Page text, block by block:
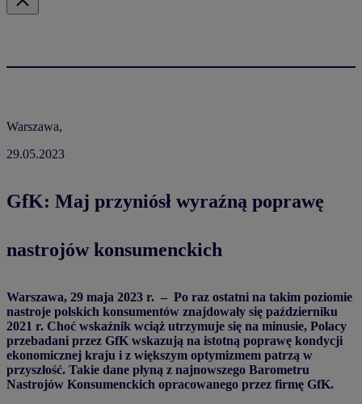
Warszawa,
29.05.2023
GfK: Maj przyniósł wyraźną poprawę
nastrojów konsumenckich
Warszawa, 29 maja 2023 r. – Po raz ostatni na takim poziomie
nastroje polskich konsumentów znajdowały się październiku
2021 r. Choć wskaźnik wciąż utrzymuje się na minusie, Polacy
przebadani przez GfK wskazują na istotną poprawę kondycji
ekonomicznej kraju i z większym optymizmem patrzą w
przyszłość. Takie dane płyną z najnowszego Barometru
Nastrojów Konsumenckich opracowanego przez firmę GfK.